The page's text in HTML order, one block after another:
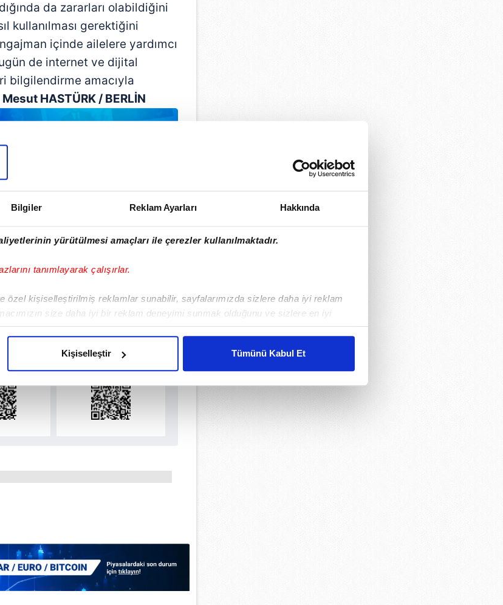
Bilgiler Reklam Ayarları Hakkında
yürütülmesi amaçları ile çerezler kullanılmaktadır.
tanımlayarak çalışırlar.
özel kişiselleştirilmiş reklamlar sunabilir, sayfalarımızda sizlere daha iyi reklam
size daha iyi bir reklam deneyimi sunmak olduğunu ve sizlere en iyi
çabayı gösterdiğimizi ve bu noktada, reklamların maliyetlerimizi karşılamak
vermedikleri takdirde, kullanıcılara hedefli reklamlar gösterilmeyecektir."
İnternet Sitemizde kendimize ve üçüncü kişilere ait çerezler kullanılmaktadır. Bu
işlenmekte olup gerekli olan çerezler bilgi toplumu hizmetlerinin sunulması
panel vasıtasıyla belirleyebilirsiniz. Çerezlere ilişkin detaylı bilgi için Ayarlar
Kişiselleştir Tümünü Kabul Et
da zararları olabildiğini
kullanılması gerektiğini
içinde ailelere yardımcı
de internet ve dijital
bilgilendirme amacıyla
Mesut HASTÜRK / BERLİN
İndirin
Keşfedin!